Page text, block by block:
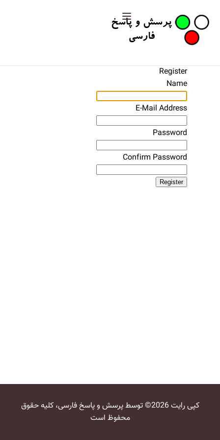
Register
Name
E-Mail Address
Password
Confirm Password
Register
کپی رایت 2026© توسط پرسش و پاسخ فارسی، کلیه حقوق
محفوظ است